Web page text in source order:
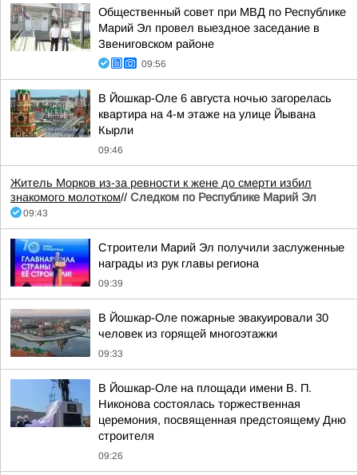
Общественный совет при МВД по Республике
Марий Эл провел выездное заседание в
Звениговском районе
09:56
В Йошкар-Оле 6 августа ночью загорелась
квартира на 4-м этаже на улице Йывана
Кырли
09:46
Житель Морков из-за ревности к жене до смерти избил
знакомого молотком// Следком по Республике Марий Эл
09:43
Строители Марий Эл получили заслуженные
награды из рук главы региона
09:39
В Йошкар-Оле пожарные эвакуировали 30
человек из горящей многоэтажки
09:33
В Йошкар-Оле на площади имени В. П.
Никонова состоялась торжественная
церемония, посвященная предстоящему Дню
строителя
09:26